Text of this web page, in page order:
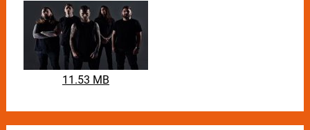
11.53 MB